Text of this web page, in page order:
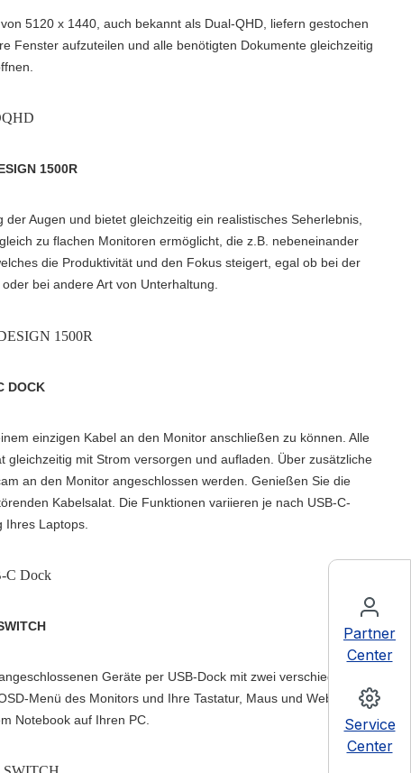
Partner
Center
Service
Center
5120 x 1440, auch bekannt als Dual-QHD, liefern gestochen
Fenster aufzuteilen und alle benötigten Dokumente gleichzeitig
1500R
Augen und bietet gleichzeitig ein realistisches Seherlebnis,
zu flachen Monitoren ermöglicht, die z.B. nebeneinander
die Produktivität und den Fokus steigert, egal ob bei der
bei andere Art von Unterhaltung.
DOCK
einzigen Kabel an den Monitor anschließen zu können. Alle
mit Strom versorgen und aufladen. Über zusätzliche
an den Monitor angeschlossen werden. Genießen Sie die
Kabelsalat. Die Funktionen variieren je nach USB-C-
Ihres Laptops.
Geräte per USB-Dock mit zwei verschiedenen
Menü des Monitors und Ihre Tastatur, Maus und Webcam
Notebook auf Ihren PC.